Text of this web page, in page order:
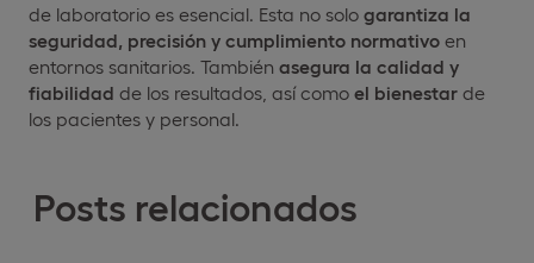
Posts relacionados
de laboratorio es esencial. Esta no solo garantiza la
seguridad, precisión y cumplimiento normativo en
entornos sanitarios. También asegura la calidad y
fiabilidad de los resultados, así como el bienestar de
los pacientes y personal.